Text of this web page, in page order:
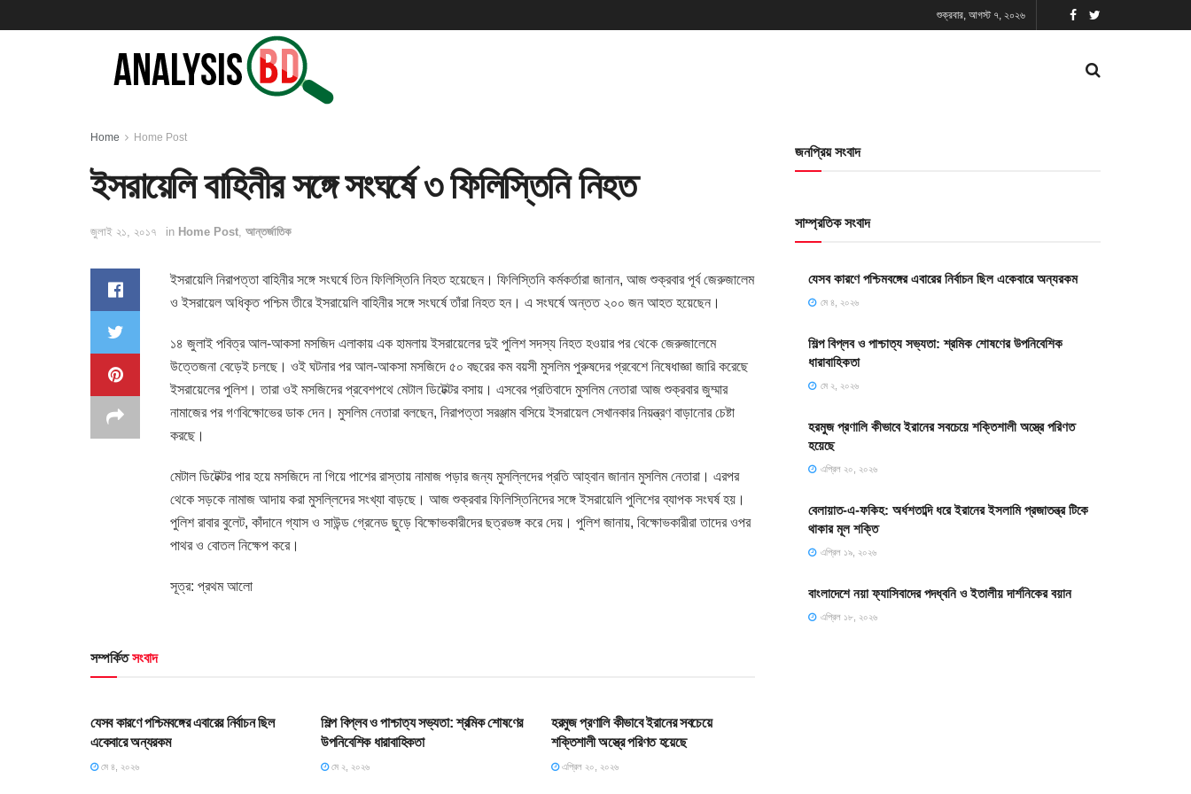
শুক্রবার, আগস্ট ৭, ২০২৬
Home Home Post
ইসরায়েলি বাহিনীর সঙ্গে সংঘর্ষে ৩ ফিলিস্তিনি নিহত
জুলাই ২১, ২০১৭ in Home Post আন্তর্জাতিক
ইসরায়েলি নিরাপত্তা বাহিনীর সঙ্গে সংঘর্ষে তিন ফিলিস্তিনি নিহত হয়েছেন। ফিলিস্তিনি কর্মকর্তারা জানান, আজ শুক্রবার পূর্ব জেরুজালেম
ও ইসরায়েল অধিকৃত পশ্চিম তীরে ইসরায়েলি বাহিনীর সঙ্গে সংঘর্ষে তাঁরা নিহত হন। এ সংঘর্ষে অন্তত ২০০ জন আহত হয়েছেন।
১৪ জুলাই পবিত্র আল-আকসা মসজিদ এলাকায় এক হামলায় ইসরায়েলের দুই পুলিশ সদস্য নিহত হওয়ার পর থেকে জেরুজালেমে
উত্তেজনা বেড়েই চলছে। ওই ঘটনার পর আল-আকসা মসজিদে ৫০ বছরের কম বয়সী মুসলিম পুরুষদের প্রবেশে নিষেধাজ্ঞা জারি করেছে
ইসরায়েলের পুলিশ। তারা ওই মসজিদের প্রবেশপথে মেটাল ডিটেক্টর বসায়। এসবের প্রতিবাদে মুসলিম নেতারা আজ শুক্রবার জুম্মার
নামাজের পর গণবিক্ষোভের ডাক দেন। মুসলিম নেতারা বলছেন, নিরাপত্তা সরঞ্জাম বসিয়ে ইসরায়েল সেখানকার নিয়ন্ত্রণ বাড়ানোর চেষ্টা
করছে।
মেটাল ডিটেক্টর পার হয়ে মসজিদে না গিয়ে পাশের রাস্তায় নামাজ পড়ার জন্য মুসল্লিদের প্রতি আহ্বান জানান মুসলিম নেতারা। এরপর
থেকে সড়কে নামাজ আদায় করা মুসল্লিদের সংখ্যা বাড়ছে। আজ শুক্রবার ফিলিস্তিনিদের সঙ্গে ইসরায়েলি পুলিশের ব্যাপক সংঘর্ষ হয়।
পুলিশ রাবার বুলেট, কাঁদানে গ্যাস ও সাউন্ড গ্রেনেড ছুড়ে বিক্ষোভকারীদের ছত্রভঙ্গ করে দেয়। পুলিশ জানায়, বিক্ষোভকারীরা তাদের ওপর
পাথর ও বোতল নিক্ষেপ করে।
সূত্র: প্রথম আলো
সম্পর্কিতসংবাদ
যেসব কারণে পশ্চিমবঙ্গের এবারের নির্বাচন ছিল
একেবারে অন্যরকম
মে ৪, ২০২৬
শিল্প বিপ্লব ও পাশ্চাত্য সভ্যতা: শ্রমিক শোষণের
উপনিবেশিক ধারাবাহিকতা
মে ২, ২০২৬
হরমুজ প্রণালি কীভাবে ইরানের সবচেয়ে
শক্তিশালী অস্ত্রে পরিণত হয়েছে
এপ্রিল ২০, ২০২৬
জনপ্রিয় সংবাদ
সাম্প্রতিক সংবাদ
যেসব কারণে পশ্চিমবঙ্গের এবারের নির্বাচন ছিল একেবারে অন্যরকম
মে ৪, ২০২৬
শিল্প বিপ্লব ও পাশ্চাত্য সভ্যতা: শ্রমিক শোষণের উপনিবেশিক
ধারাবাহিকতা
মে ২, ২০২৬
হরমুজ প্রণালি কীভাবে ইরানের সবচেয়ে শক্তিশালী অস্ত্রে পরিণত
হয়েছে
এপ্রিল ২০, ২০২৬
বেলায়াত-এ-ফকিহ: অর্ধশতাব্দি ধরে ইরানের ইসলামি প্রজাতন্ত্র টিকে
থাকার মূল শক্তি
এপ্রিল ১৯, ২০২৬
বাংলাদেশে নয়া ফ্যাসিবাদের পদধ্বনি ও ইতালীয় দার্শনিকের বয়ান
এপ্রিল ১৮, ২০২৬